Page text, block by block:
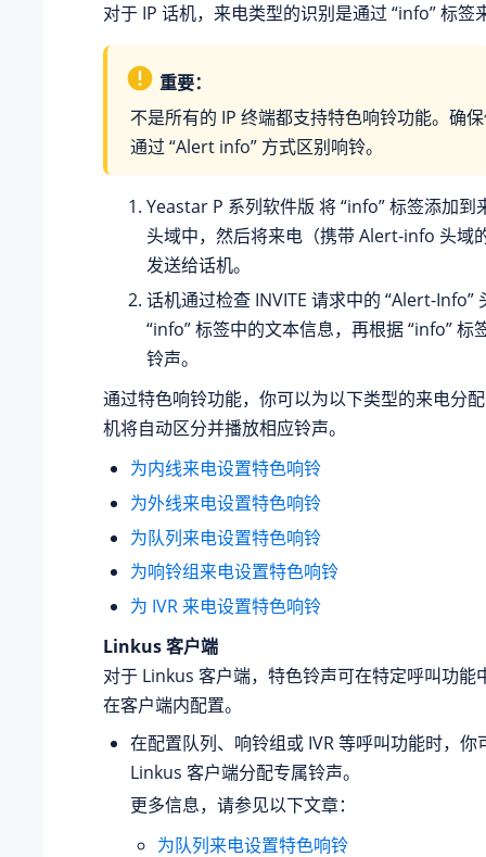
对于 IP 话机，来电类型的识别是通过 “info” 标签
重要：
不是所有的 IP 终端都支持特色响铃功能。确
通过 “Alert info” 方式区别响铃。
Yeastar P 系列软件版 将 “info” 标签添加
头域中，然后将来电（携带 Alert-info 头域
发送给话机。
话机通过检查 INVITE 请求中的 “Alert-Info”
“info” 标签中的文本信息，再根据 “info” 标
铃声。
通过特色响铃功能，你可以为以下类型的来电分
机将自动区分并播放相应铃声。
为内线来电设置特色响铃
为外线来电设置特色响铃
为队列来电设置特色响铃
为响铃组来电设置特色响铃
为 IVR 来电设置特色响铃
Linkus 客户端
对于 Linkus 客户端，特色铃声可在特定呼叫功能
在客户端内配置。
在配置队列、响铃组或 IVR 等呼叫功能时，你
Linkus 客户端分配专属铃声。
更多信息，请参见以下文章：
为队列来电设置特色响铃